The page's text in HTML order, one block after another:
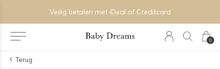
0
Veilig betalen met iDeal of Creditcard
Terug